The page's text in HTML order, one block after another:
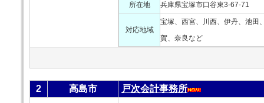
所在地 兵庫県宝塚市口谷東3-67-71
対応地域
宝塚、西宮、川西、伊丹、池田
賀、奈良など
2 高島市 戸次会計事務所